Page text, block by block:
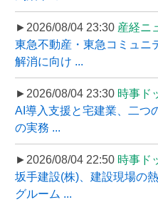
►2026/08/04 23:30 産経ニ
東急不動産・東急コミュニ
解消に向け ...
►2026/08/04 23:30 時事ド
AI導入支援と宅建業、二つ
の実務 ...
►2026/08/04 22:50 時事ド
坂手建設(株)、建設現場の
グルーム ...